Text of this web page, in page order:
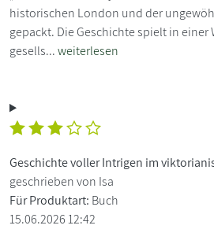
historischen London und der
gepackt. Die Geschichte spielt in einer
gesells...weiterlesen
Geschichte voller Intrigen im
geschrieben von Isa
Für Produktart: Buch
15.06.2026 12:42